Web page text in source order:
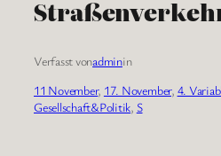
Verfasst vonadminin
11 November, 17. November, 4.
Gesellschaft&Politik, S